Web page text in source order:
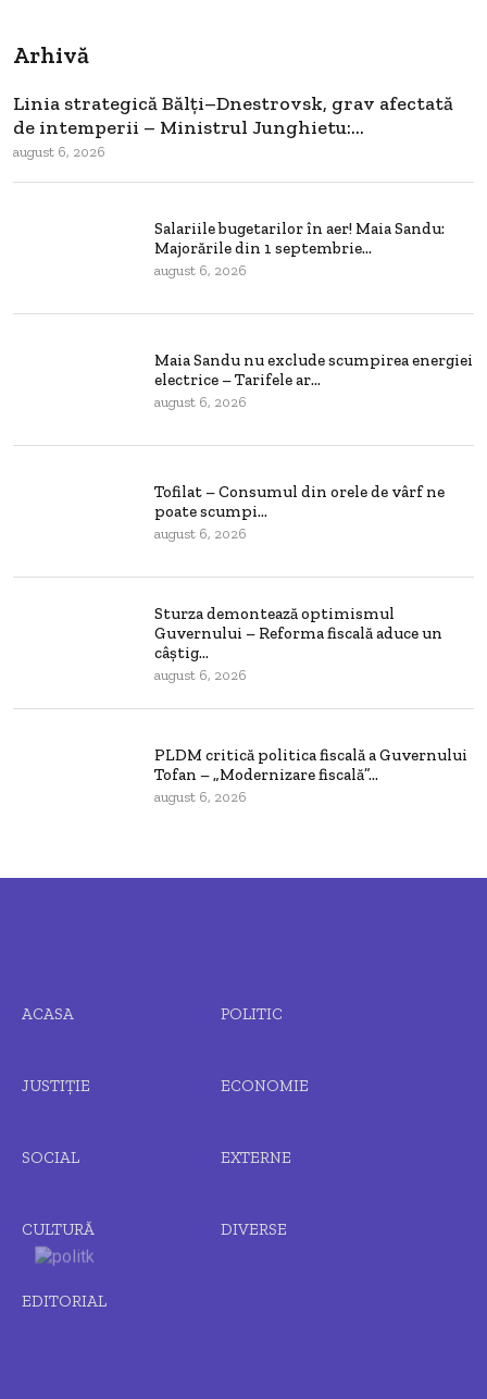
Arhivă
Linia strategică Bălți–Dnestrovsk, grav afectată
de intemperii – Ministrul Junghietu:...
august 6, 2026
Salariile bugetarilor în aer! Maia Sandu:
Majorările din 1 septembrie...
august 6, 2026
Maia Sandu nu exclude scumpirea energiei
electrice – Tarifele ar...
august 6, 2026
Tofilat – Consumul din orele de vârf ne
poate scumpi...
august 6, 2026
Sturza demontează optimismul
Guvernului – Reforma fiscală aduce un
câștig...
august 6, 2026
PLDM critică politica fiscală a Guvernului
Tofan – „Modernizare fiscală”...
august 6, 2026
ACASA POLITIC
JUSTIȚIE ECONOMIE
SOCIAL EXTERNE
CULTURĂ DIVERSE
EDITORIAL